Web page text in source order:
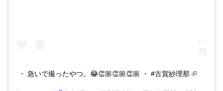
・ 急いで撮ったやつ。😂👏🏼👏🏼👏🏼 ・ #古賀紗理那